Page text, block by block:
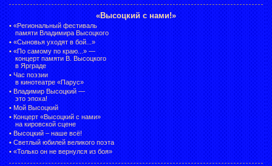
«Высоцкий с нами!»
• «Региональный фестиваль
памяти Владимира Высоцкого
• «Сыновья уходят в бой...»
• «По самому по краю...» —
концерт памяти В. Высоцкого
в Ярграде
• Час поэзии
в кинотеатре «Парус»
• Владимир Высоцкий —
это эпоха!
• Мой Высоцкий
• Концерт «Высоцкий с нами»
на кировской сцене
• Высоцкий – наше всё!
• Светлый юбилей великого поэта
• «Только он не вернулся из боя»